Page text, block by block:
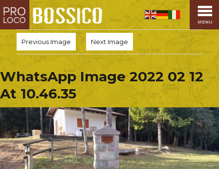
HOME
PRO LOCO
L’ALTOPIANO
PROMOZIONI
SPORT
OSPITALITÀ
SAPORI TIPICI
ARTE E CULTURA
Previous Image Next Image
WhatsApp Image 2022 02 12
At 10.46.35